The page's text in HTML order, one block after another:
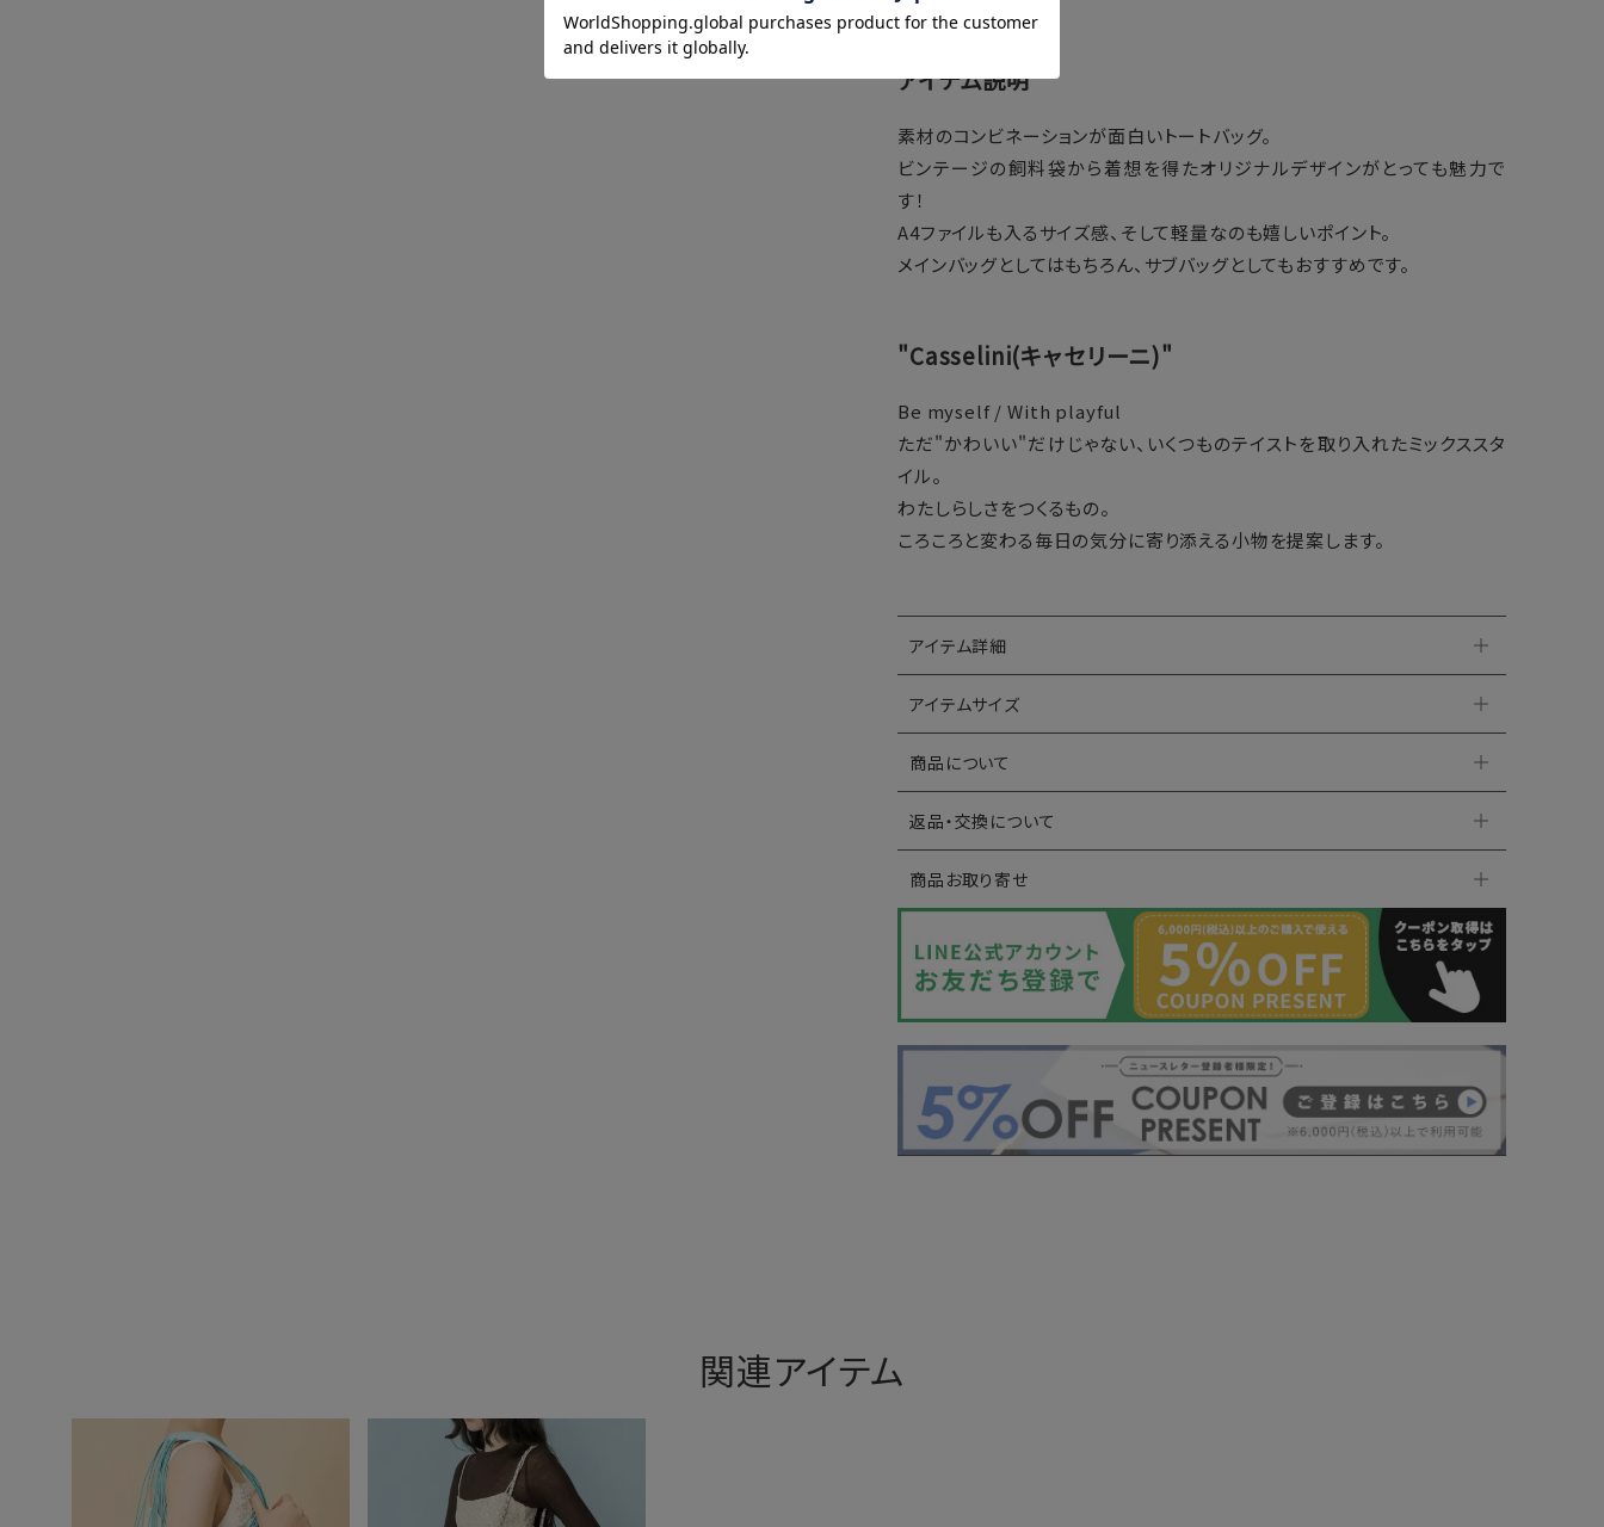
アイテム説明
素材のコンビネーションが面白いトートバッグ。
ビンテージの飼料袋から着想を得たオリジナルデザインがとっても魅力で
す！
A4ファイルも入るサイズ感、そして軽量なのも嬉しいポイント。
メインバッグとしてはもちろん、サブバッグとしてもおすすめです。
"Casselini(キャセリーニ)"
Be myself / With playful
ただ"かわいい"だけじゃない、いくつものテイストを取り入れたミックススタ
イル。
わたしらしさをつくるもの。
ころころと変わる毎日の気分に寄り添える小物を提案します。
アイテム詳細
アイテムサイズ
商品について
返品・交換について
商品お取り寄せ
関連アイテム